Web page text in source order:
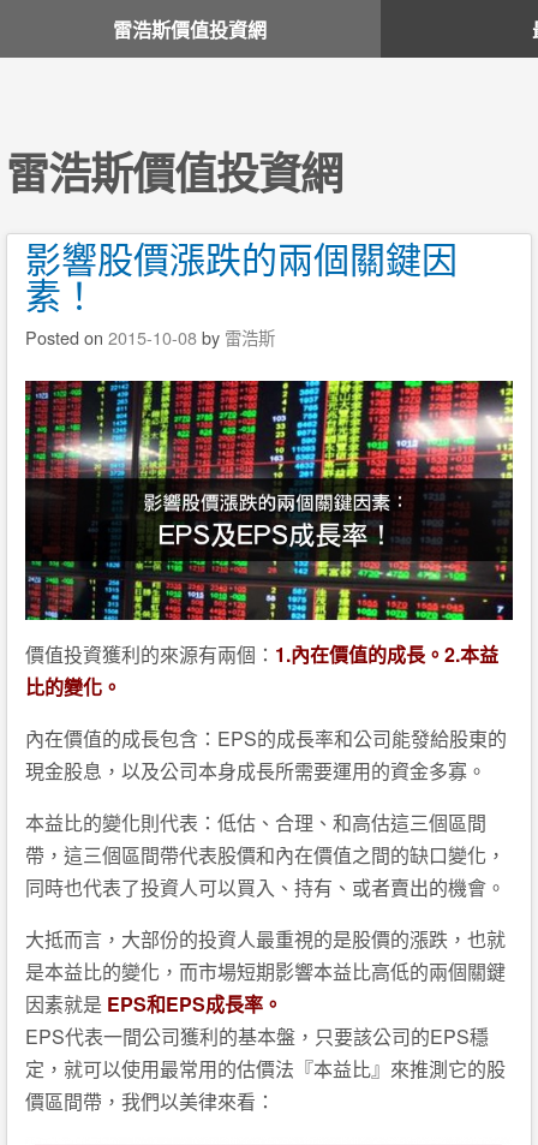
雷浩斯價值投資網
雷浩斯價值投資網
影響股價漲跌的兩個關鍵因
素！
Posted on 2015-10-08by 雷浩斯
價值投資獲利的來源有兩個： 1.內在價值的成長。2.本益
比的變化。
內在價值的成長包含：EPS的成長率和公司能發給股東的
現金股息，以及公司本身成長所需要運用的資金多寡。
本益比的變化則代表：低估、合理、和高估這三個區間
帶，這三個區間帶代表股價和內在價值之間的缺口變化，
同時也代表了投資人可以買入、持有、或者賣出的機會。
大抵而言，大部份的投資人最重視的是股價的漲跌，也就
是本益比的變化，而市場短期影響本益比高低的兩個關鍵
因素就是 EPS和EPS成長率。
EPS代表一間公司獲利的基本盤，只要該公司的EPS穩
定，就可以使用最常用的估價法『本益比』來推測它的股
價區間帶，我們以美律來看：